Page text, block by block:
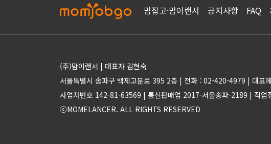
맘잡고·맘이랜서 공지사항 FAQ
(주)맘이랜서 | 대표자 김현숙
서울특별시 송파구 백제고분로 395 2층 | 전화 : 02-420-4979 |
사업자번호 142-81-63569 | 통신판매업 2017-서울송파-2189 | 직업
ⓒMOMELANCER. ALL RIGHTS RESERVED